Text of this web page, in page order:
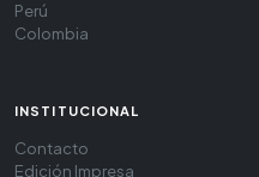
Perú
Colombia
INSTITUCIONAL
Contacto
Edición Impresa